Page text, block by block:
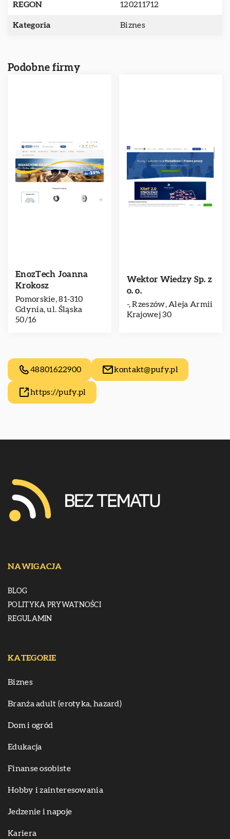
REGON 120211712
Kategoria Biznes
Podobne firmy
EnozTech Joanna
Krokosz
Pomorskie, 81-310
Gdynia, ul. Śląska
50/16
Wektor Wiedzy Sp. z
o. o.
-, Rzeszów, Aleja Armii
Krajowej 30
48801622900 kontakt@pufy.pl
https://pufy.pl
NAWIGACJA
BLOG
POLITYKA PRYWATNOŚCI
REGULAMIN
KATEGORIE
Biznes
Branża adult (erotyka, hazard)
Dom i ogród
Edukacja
Finanse osobiste
Hobby i zainteresowania
Jedzenie i napoje
Kariera